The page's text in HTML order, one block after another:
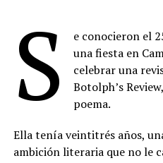
S
e conocieron el
una fiesta en
celebrar una
Botolph’s
poema.
Ella tenía veintitrés años,
ambición literaria que no le